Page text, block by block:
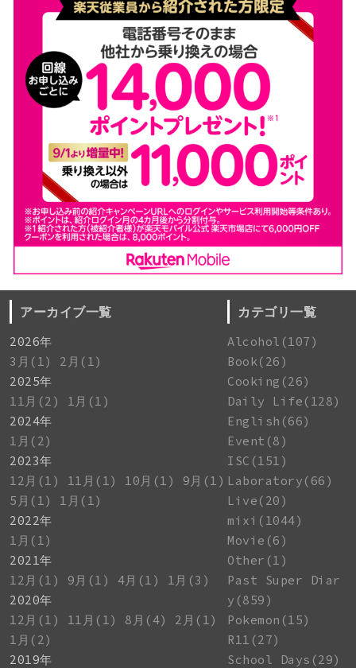
アーカイブ一覧
2026年
3月(1)
2月(1)
2025年
11月(2)
1月(1)
2024年
1月(2)
2023年
12月(1)
11月(1) 10月(1)
9月(1)
5月(1)
1月(1)
2022年
1月(1)
2021年
12月(1)
9月(1) 4月(1)
1月(3)
2020年
12月(1)
11月(1) 8月(4)
2月(1)
1月(2)
2019年
カテゴリ一覧
Alcohol(107)
Book(26)
Cooking(26)
Daily Life(128)
English(66)
Event(8)
ISC(151)
Laboratory(66)
Live(20)
mixi(1044)
Movie(6)
Other(1)
Past Super Diar
y(859)
Pokemon(15)
R11(27)
School Days(29)